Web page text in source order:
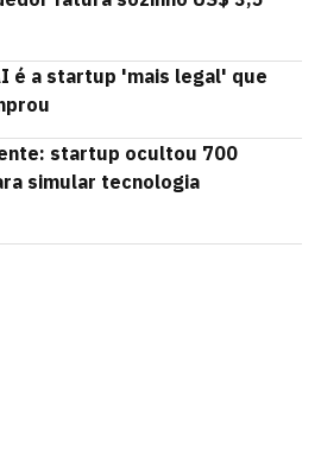
é a startup 'mais legal' que
startup ocultou 700
simular tecnologia